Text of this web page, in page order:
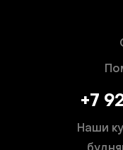
+7
Наши